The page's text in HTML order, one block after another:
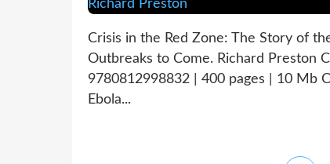
Crisis in the Red Zone: The Story of
Outbreaks to Come. Richard Preston
9780812998832 | 400 pages | 10 Mb
Ebola...